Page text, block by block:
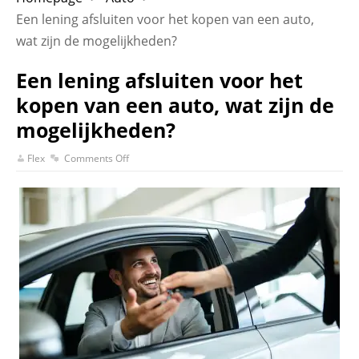
Een lening afsluiten voor het kopen van een auto,
wat zijn de mogelijkheden?
Een lening afsluiten voor het
kopen van een auto, wat zijn de
mogelijkheden?
Flex Comments Off